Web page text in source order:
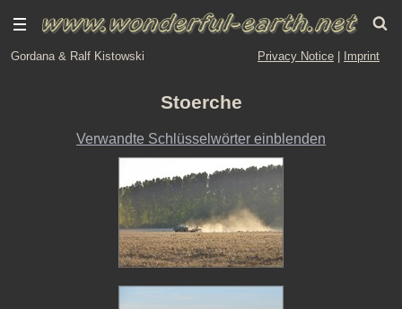
Gordana & Ralf Kistowski Privacy Notice Imprint
Stoerche
Verwandte Schlüsselwörter einblenden